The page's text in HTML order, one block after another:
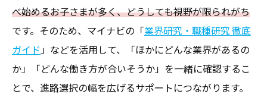
べ始めるお子さまが多く、どうしても視野が限られがち
です。そのため、マイナビの「業界研究・職種研究 徹底
ガイド 」などを活用して、「ほかにどんな業界があるの
か」「どんな働き方が合いそうか」を一緒に確認するこ
とで、進路選択の幅を広げるサポートにつながります。